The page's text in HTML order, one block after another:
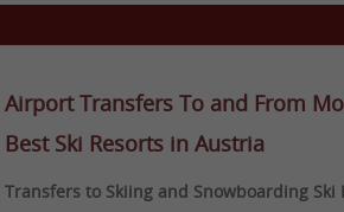
Airport Transfers To and From
Best Ski Resorts in Austria
Transfers to Skiing and Snowboarding Ski